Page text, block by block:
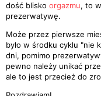
dość blisko orgazmu, to
prezerwatywę.
Może przez pierwsze
było w środku cyklu "nie
dni, pomimo
pewno należy unikać
ale to jest przecież do